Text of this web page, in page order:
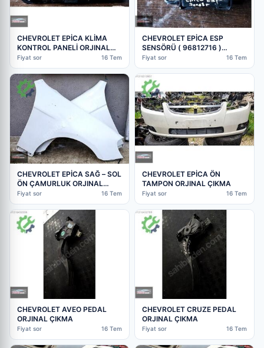
CHEVROLET EPİCA KLİMA
KONTROL PANELİ ORJINAL
ÇIKMA
Fiyat sor 16 Tem
CHEVROLET EPİCA ESP
SENSÖRÜ ( 96812716 )
ORJINAL ÇIKMA
Fiyat sor 16 Tem
CHEVROLET EPİCA SAĞ – SOL
ÖN ÇAMURLUK ORJINAL
ÇIKMA
Fiyat sor 16 Tem
CHEVROLET EPİCA ÖN
TAMPON ORJINAL ÇIKMA
Fiyat sor 16 Tem
CHEVROLET AVEO PEDAL
ORJINAL ÇIKMA
Fiyat sor 16 Tem
CHEVROLET CRUZE PEDAL
ORJINAL ÇIKMA
Fiyat sor 16 Tem